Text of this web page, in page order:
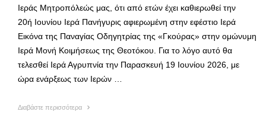
Ιεράς Μητροπόλεώς μας, ότι από ετών έχει καθιερωθεί την
20ή Ιουνίου Ιερά Πανήγυρις αφιερωμένη στην εφέστιο Ιερά
Εικόνα της Παναγίας Οδηγητρίας της «Γκούρας» στην ομώνυμη
Ιερά Μονή Κοιμήσεως της Θεοτόκου. Για το λόγο αυτό θα
τελεσθεί Ιερά Αγρυπνία την Παρασκευή 19 Ιουνίου 2026, με
ώρα ενάρξεως των Ιερών …
Διαβάστε περισσότερα